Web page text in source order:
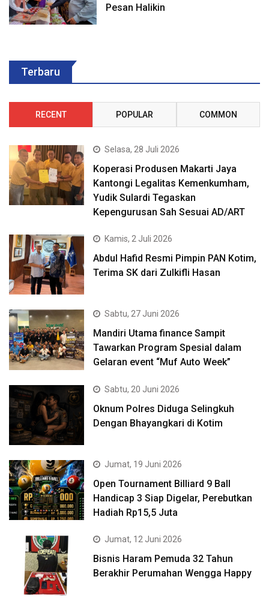
Pesan Halikin
Terbaru
RECENT POPULAR COMMON
Selasa, 28 Juli 2026
Koperasi Produsen Makarti Jaya
Kantongi Legalitas Kemenkumham,
Yudik Sulardi Tegaskan
Kepengurusan Sah Sesuai AD/ART
Kamis, 2 Juli 2026
Abdul Hafid Resmi Pimpin PAN Kotim,
Terima SK dari Zulkifli Hasan
Sabtu, 27 Juni 2026
Mandiri Utama finance Sampit
Tawarkan Program Spesial dalam
Gelaran event “Muf Auto Week”
Sabtu, 20 Juni 2026
Oknum Polres Diduga Selingkuh
Dengan Bhayangkari di Kotim
Jumat, 19 Juni 2026
Open Tournament Billiard 9 Ball
Handicap 3 Siap Digelar, Perebutkan
Hadiah Rp15,5 Juta
Jumat, 12 Juni 2026
Bisnis Haram Pemuda 32 Tahun
Berakhir Perumahan Wengga Happy